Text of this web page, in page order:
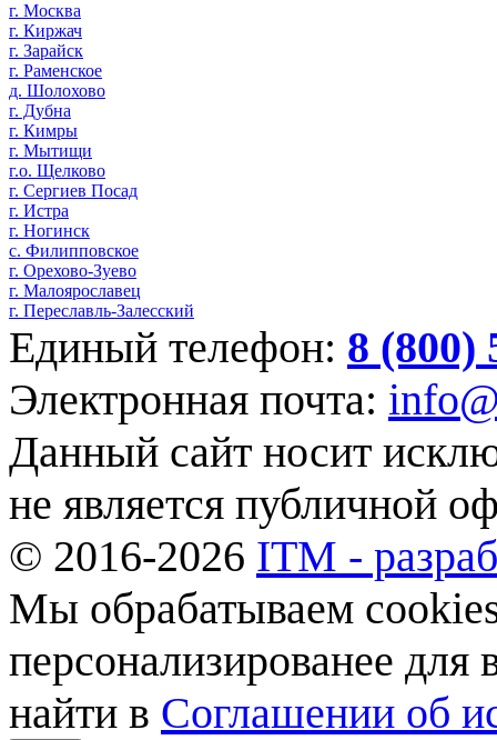
г. Москва
г. Киржач
г. Зарайск
г. Раменское
д. Шолохово
г. Дубна
г. Кимры
г. Мытищи
г.о. Щелково
г. Сергиев Посад
г. Истра
г. Ногинск
с. Филипповское
г. Орехово-Зуево
г. Малоярославец
г. Переславль-Залесский
Единый телефон: 8 (800)
Электронная почта:
Данный сайт носит
не является публичной
© 2016-2026 ITM -
Мы обрабатываем
персонализированее
найти в Соглашении об